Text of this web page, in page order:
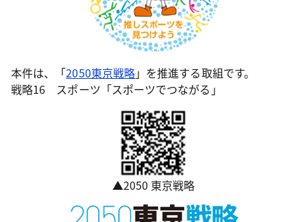
本件は、「2050東京戦略」を推進する取組です。
戦略16 スポーツ「スポーツでつながる」
▲2050 東京戦略